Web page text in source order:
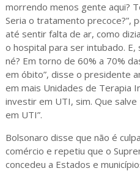
morrendo menos gente aqui?
Seria o tratamento precoce?”,
até sentir falta de ar, como
o hospital para ser intubado.
né? Em torno de 60% a 70%
em óbito”, disse o presidente
em mais Unidades de Terapia
investir em UTI, sim. Que
em UTI”.
Bolsonaro disse que não é
comércio e repetiu que o
concedeu a Estados e